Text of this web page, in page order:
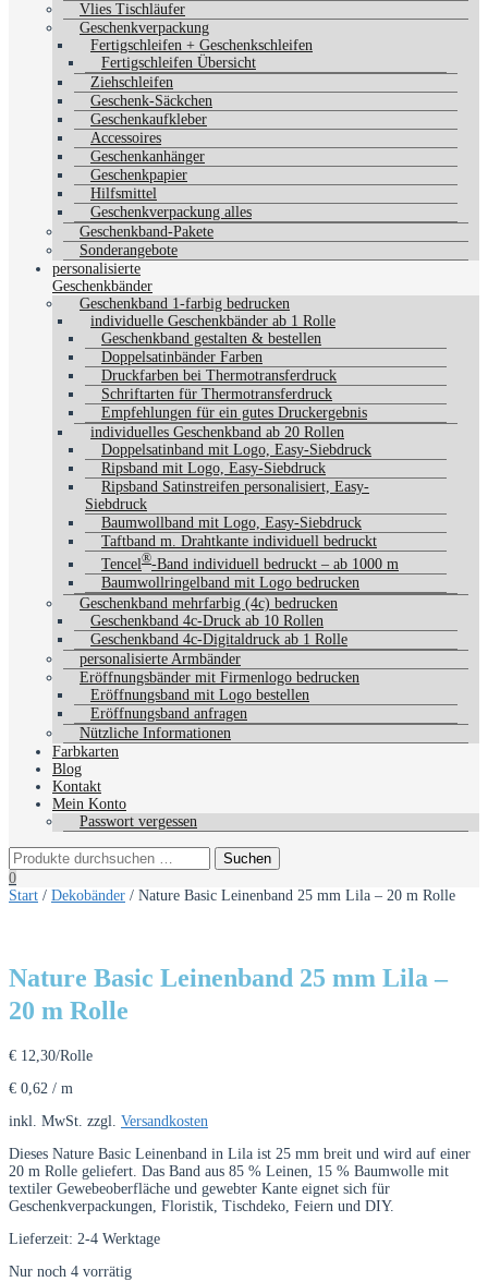
Vlies Tischläufer
Geschenkverpackung
Fertigschleifen + Geschenkschleifen
Fertigschleifen Übersicht
Ziehschleifen
Geschenk-Säckchen
Geschenkaufkleber
Accessoires
Geschenkanhänger
Geschenkpapier
Hilfsmittel
Geschenkverpackung alles
Geschenkband-Pakete
Sonderangebote
personalisierte
Geschenkbänder
Geschenkband 1-farbig bedrucken
individuelle Geschenkbänder ab 1 Rolle
Geschenkband gestalten & bestellen
Doppelsatinbänder Farben
Druckfarben bei Thermotransferdruck
Schriftarten für Thermotransferdruck
Empfehlungen für ein gutes Druckergebnis
individuelles Geschenkband ab 20 Rollen
Doppelsatinband mit Logo, Easy-Siebdruck
Ripsband mit Logo, Easy-Siebdruck
Ripsband Satinstreifen personalisiert, Easy-
Siebdruck
Baumwollband mit Logo, Easy-Siebdruck
Taftband m. Drahtkante individuell bedruckt
Tencel®-Band individuell bedruckt – ab 1000 m
Baumwollringelband mit Logo bedrucken
Geschenkband mehrfarbig (4c) bedrucken
Geschenkband 4c-Druck ab 10 Rollen
Geschenkband 4c-Digitaldruck ab 1 Rolle
personalisierte Armbänder
Eröffnungsbänder mit Firmenlogo bedrucken
Eröffnungsband mit Logo bestellen
Eröffnungsband anfragen
Nützliche Informationen
Farbkarten
Blog
Kontakt
Mein Konto
Passwort vergessen
0
Start / Dekobänder / Nature Basic Leinenband 25 mm Lila – 20 m Rolle
Nature Basic Leinenband 25 mm Lila –
20 m Rolle
€ 12,30/Rolle
€ 0,62 / m
inkl. MwSt. zzgl. Versandkosten
Dieses Nature Basic Leinenband in Lila ist 25 mm breit und wird auf einer
20 m Rolle geliefert. Das Band aus 85 % Leinen, 15 % Baumwolle mit
textiler Gewebeoberfläche und gewebter Kante eignet sich für
Geschenkverpackungen, Floristik, Tischdeko, Feiern und DIY.
Lieferzeit: 2-4 Werktage
Nur noch 4 vorrätig